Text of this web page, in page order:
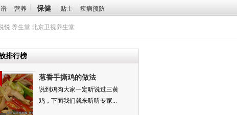
营养 保健 贴士 疾病预防
悦 养生堂 北京卫视养生堂
排行榜
葱香手撕鸡的做法
说到鸡肉大家一定听说过三黄
鸡，下面我们就来听听专家...